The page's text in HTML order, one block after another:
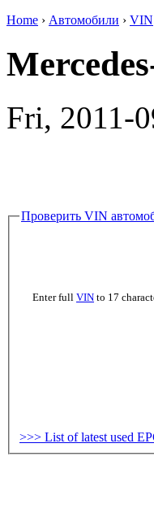
Home › Автомобили › VIN
Fri, 2011-
Проверить VIN
Enter full VIN to 17
>>> List of latest used